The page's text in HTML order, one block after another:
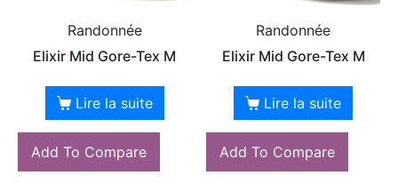
Randonnée
Elixir Mid Gore-Tex M
Lire la suite
Add To Compare
Randonnée
Elixir Mid Gore-Tex M
Lire la suite
Add To Compare